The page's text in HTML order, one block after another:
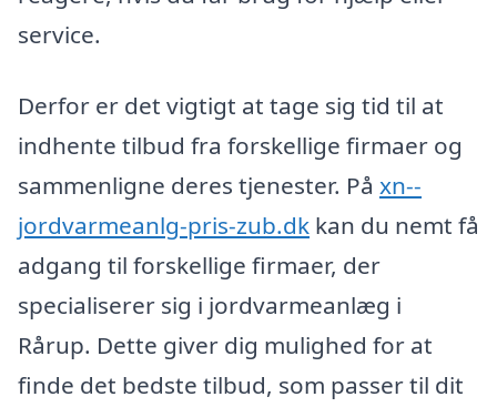
service.
Derfor er det vigtigt at tage sig tid til at
indhente tilbud fra forskellige firmaer og
sammenligne deres tjenester. På xn--
jordvarmeanlg-pris-zub.dk kan du nemt få
adgang til forskellige firmaer, der
specialiserer sig i jordvarmeanlæg i
Rårup. Dette giver dig mulighed for at
finde det bedste tilbud, som passer til dit